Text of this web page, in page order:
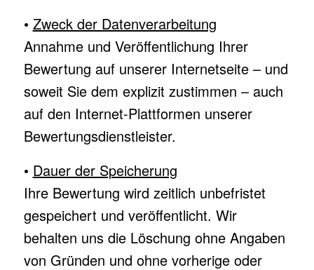
• Zweck der Datenverarbeitung
Annahme und Veröffentlichung Ihrer
Bewertung auf unserer Internetseite – und
soweit Sie dem explizit zustimmen – auch
auf den Internet-Plattformen unserer
Bewertungsdienstleister.
• Dauer der Speicherung
Ihre Bewertung wird zeitlich unbefristet
gespeichert und veröffentlicht. Wir
behalten uns die Löschung ohne Angaben
von Gründen und ohne vorherige oder